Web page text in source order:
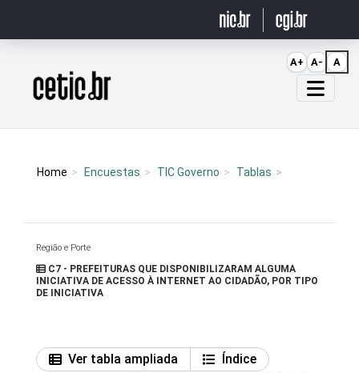
Página inicial
Home Encuestas TIC Governo Tablas
Região e Porte
C7 - PREFEITURAS QUE DISPONIBILIZARAM ALGUMA
INICIATIVA DE ACESSO À INTERNET AO CIDADÃO, POR TIPO
DE INICIATIVA
Ver tabla ampliada
Índice
A+ A- A